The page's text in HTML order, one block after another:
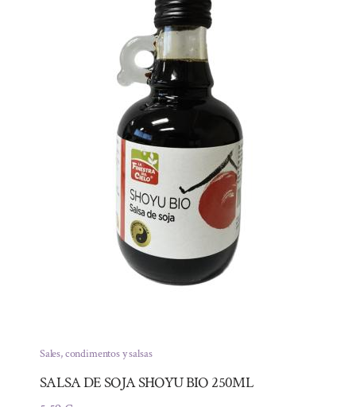
Sales, condimentos y salsas
SALSA DE SOJA SHOYU BIO 250ML